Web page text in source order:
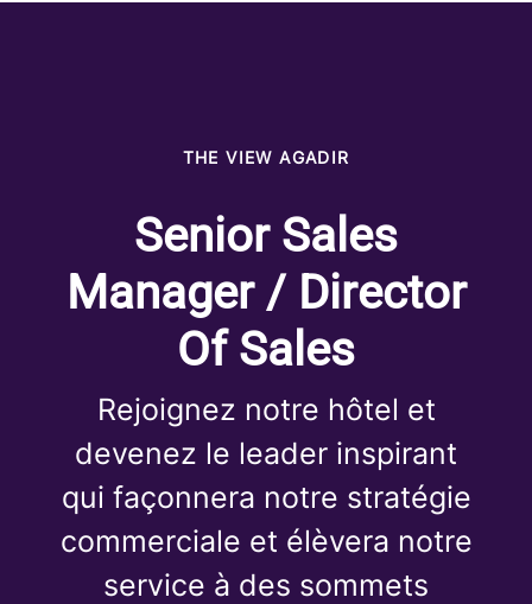
THE VIEW AGADIR
Senior Sales
Manager / Director
Of Sales
Rejoignez notre hôtel et
devenez le leader inspirant
qui façonnera notre stratégie
commerciale et élèvera notre
service à des sommets